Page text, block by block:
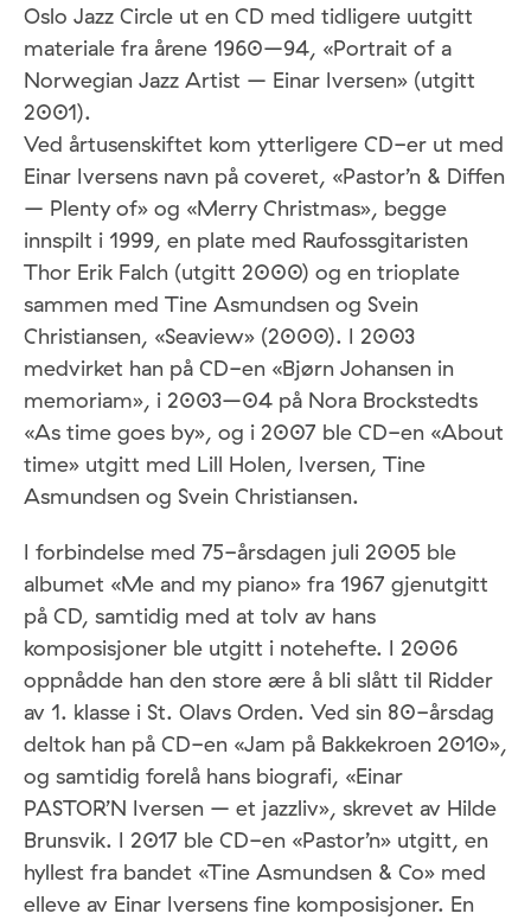
Oslo Jazz Circle ut en CD med tidligere uutgitt
materiale fra årene 1960–94, «Portrait of a
Norwegian Jazz Artist – Einar Iversen» (utgitt
2001).
Ved årtusenskiftet kom ytterligere CD-er ut med
Einar Iversens navn på coveret, «Pastor’n & Diffen
– Plenty of» og «Merry Christmas», begge
innspilt i 1999, en plate med Raufossgitaristen
Thor Erik Falch (utgitt 2000) og en trioplate
sammen med Tine Asmundsen og Svein
Christiansen, «Seaview» (2000). I 2003
medvirket han på CD-en «Bjørn Johansen in
memoriam», i 2003–04 på Nora Brockstedts
«As time goes by», og i 2007 ble CD-en «About
time» utgitt med Lill Holen, Iversen, Tine
Asmundsen og Svein Christiansen.
I forbindelse med 75-årsdagen juli 2005 ble
albumet «Me and my piano» fra 1967 gjenutgitt
på CD, samtidig med at tolv av hans
komposisjoner ble utgitt i notehefte. I 2006
oppnådde han den store ære å bli slått til Ridder
av 1. klasse i St. Olavs Orden. Ved sin 80-årsdag
deltok han på CD-en «Jam på Bakkekroen 2010»,
og samtidig forelå hans biografi, «Einar
PASTOR’N Iversen – et jazzliv», skrevet av Hilde
Brunsvik. I 2017 ble CD-en «Pastor’n» utgitt, en
hyllest fra bandet «Tine Asmundsen & Co» med
elleve av Einar Iversens fine komposisjoner. En